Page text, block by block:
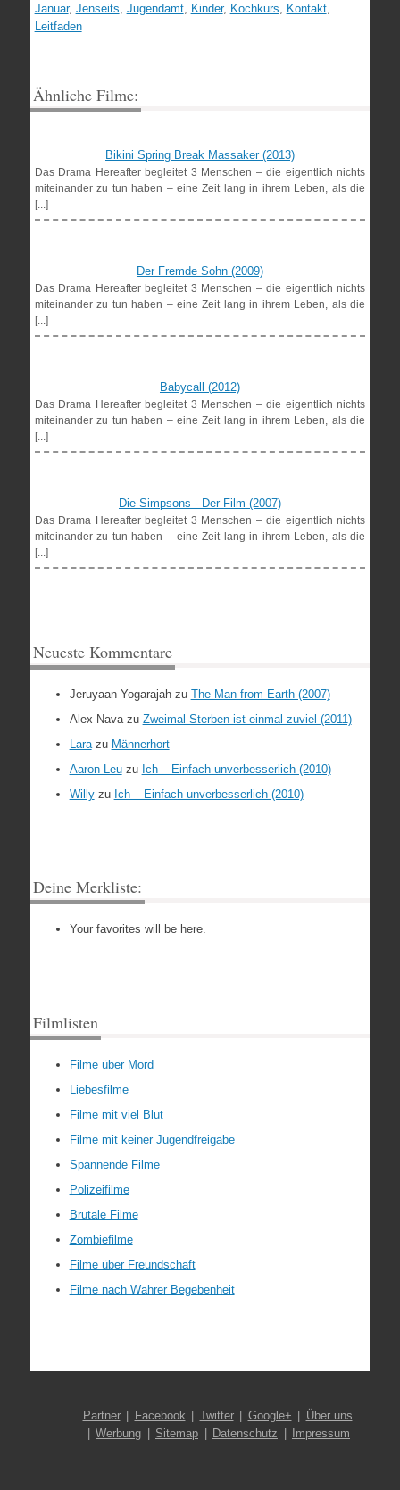
Januar, Jenseits Jugendamt, Kinder, Kochkurs Kontakt,
Leitfaden
Ähnliche Filme:
Bikini Spring Break Massaker (2013)
Das Drama Hereafter begleitet 3 Menschen – die eigentlich nichts
miteinander zu tun haben – eine Zeit lang in ihrem Leben, als die
[...]
Der Fremde Sohn (2009)
Das Drama Hereafter begleitet 3 Menschen – die eigentlich nichts
miteinander zu tun haben – eine Zeit lang in ihrem Leben, als die
[...]
Babycall (2012)
Das Drama Hereafter begleitet 3 Menschen – die eigentlich nichts
miteinander zu tun haben – eine Zeit lang in ihrem Leben, als die
[...]
Die Simpsons - Der Film (2007)
Das Drama Hereafter begleitet 3 Menschen – die eigentlich nichts
miteinander zu tun haben – eine Zeit lang in ihrem Leben, als die
[...]
Neueste Kommentare
Jeruyaan Yogarajahzu The Man from Earth (2007)
Alex Navazu Zweimal Sterben ist einmal zuviel (2011)
Larazu Männerhort
Aaron Leuzu Ich – Einfach unverbesserlich (2010)
Willyzu Ich – Einfach unverbesserlich (2010)
Deine Merkliste:
Your favorites will be here.
Filmlisten
Filme über Mord
Liebesfilme
Filme mit viel Blut
Filme mit keiner Jugendfreigabe
Spannende Filme
Polizeifilme
Brutale Filme
Zombiefilme
Filme über Freundschaft
Filme nach Wahrer Begebenheit
Partner Facebook Twitter Google+
Über uns
Werbung
Sitemap Datenschutz Impressum